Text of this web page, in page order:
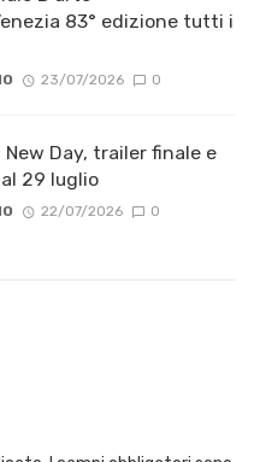
83° edizione tutti i
23/07/2026 0
Day, trailer finale e
29 luglio
22/07/2026 0